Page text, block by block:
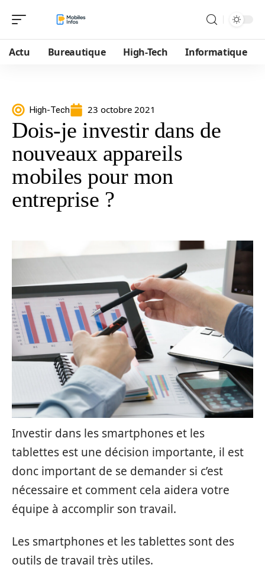
Actu Bureautique High-Tech Informatique
High-Tech 23 octobre 2021
Dois-je investir dans de
nouveaux appareils
mobiles pour mon
entreprise ?
Investir dans les smartphones et les
tablettes est une décision importante, il est
donc important de se demander si c’est
nécessaire et comment cela aidera votre
équipe à accomplir son travail.
Les smartphones et les tablettes sont des
outils de travail très utiles.